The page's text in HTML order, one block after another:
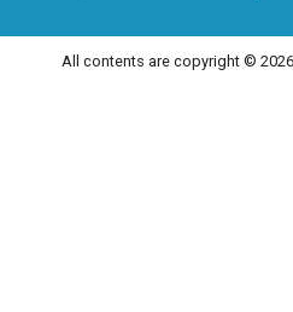
All contents are copyright ©